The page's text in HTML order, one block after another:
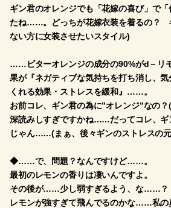
ギン君のオレンジでも「花嫁の喜び」で
たね……。どっちが花嫁衣装を着るの？
ない方に女装させたいスタイル)
……ビターオレンジの成分の90%がd－リ
果が『ネガティブな気持ちを打ち消し、
くれる効果・ストレスを緩和』……。
お前コレ、ギン君の為に”オレンジ”なの
深読みしすぎですかね……だってコレ、ギ
じゃん……(まぁ、後々ギンのストレスの
◆……で、問題？なんですけど……。
最初のレモンの香りは凄いんですよ。
その後が……少し弱すぎるよう、な……？
レモンが強すぎて飛んでるのかな……私